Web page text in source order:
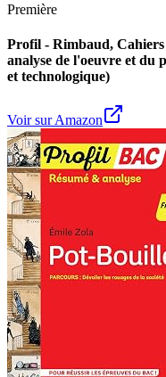
Première
Profil - Rimbaud, Cahiers
analyse de l'oeuvre et du
et technologique)
Voir sur Amazon